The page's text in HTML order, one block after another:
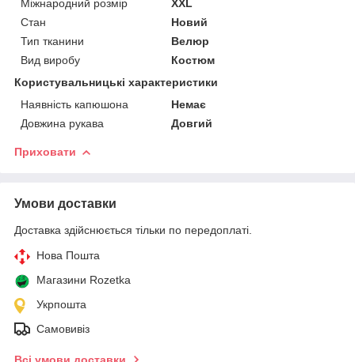
Міжнародний розмір
XXL
Стан
Новий
Тип тканини
Велюр
Вид виробу
Костюм
Користувальницькі характеристики
Наявність капюшона
Немає
Довжина рукава
Довгий
Приховати
Умови доставки
Доставка здійснюється тільки по передоплаті.
Нова Пошта
Магазини Rozetka
Укрпошта
Самовивіз
Всі умови доставки